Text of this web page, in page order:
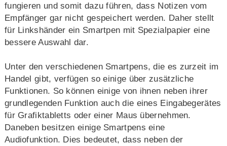
fungieren und somit dazu führen, dass Notizen vom
Empfänger gar nicht gespeichert werden. Daher stellt
für Linkshänder ein Smartpen mit Spezialpapier eine
bessere Auswahl dar.
Unter den verschiedenen Smartpens, die es zurzeit im
Handel gibt, verfügen so einige über zusätzliche
Funktionen. So können einige von ihnen neben ihrer
grundlegenden Funktion auch die eines Eingabegerätes
für Grafiktabletts oder einer Maus übernehmen.
Daneben besitzen einige Smartpens eine
Audiofunktion. Dies bedeutet, dass neben der